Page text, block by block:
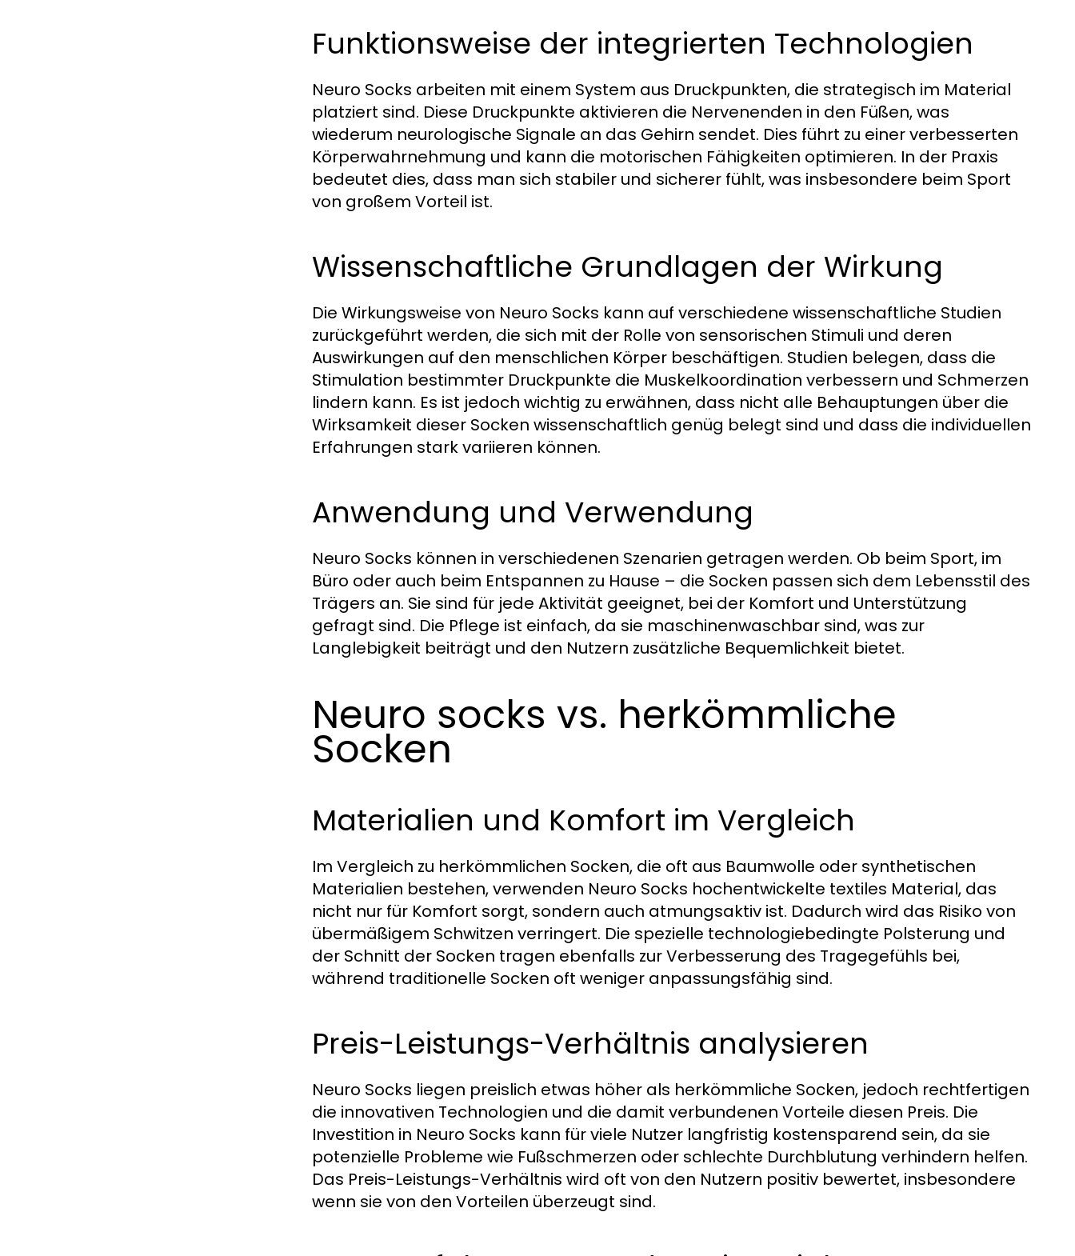
Funktionsweise der integrierten Technologien
Neuro Socks arbeiten mit einem System aus Druckpunkten, die strategisch im Material
platziert sind. Diese Druckpunkte aktivieren die Nervenenden in den Füßen, was
wiederum neurologische Signale an das Gehirn sendet. Dies führt zu einer verbesserten
Körperwahrnehmung und kann die motorischen Fähigkeiten optimieren. In der Praxis
bedeutet dies, dass man sich stabiler und sicherer fühlt, was insbesondere beim Sport
von großem Vorteil ist.
Wissenschaftliche Grundlagen der Wirkung
Die Wirkungsweise von Neuro Socks kann auf verschiedene wissenschaftliche Studien
zurückgeführt werden, die sich mit der Rolle von sensorischen Stimuli und deren
Auswirkungen auf den menschlichen Körper beschäftigen. Studien belegen, dass die
Stimulation bestimmter Druckpunkte die Muskelkoordination verbessern und Schmerzen
lindern kann. Es ist jedoch wichtig zu erwähnen, dass nicht alle Behauptungen über die
Wirksamkeit dieser Socken wissenschaftlich genüg belegt sind und dass die individuellen
Erfahrungen stark variieren können.
Anwendung und Verwendung
Neuro Socks können in verschiedenen Szenarien getragen werden. Ob beim Sport, im
Büro oder auch beim Entspannen zu Hause – die Socken passen sich dem Lebensstil des
Trägers an. Sie sind für jede Aktivität geeignet, bei der Komfort und Unterstützung
gefragt sind. Die Pflege ist einfach, da sie maschinenwaschbar sind, was zur
Langlebigkeit beiträgt und den Nutzern zusätzliche Bequemlichkeit bietet.
Neuro socks vs. herkömmliche
Socken
Materialien und Komfort im Vergleich
Im Vergleich zu herkömmlichen Socken, die oft aus Baumwolle oder synthetischen
Materialien bestehen, verwenden Neuro Socks hochentwickelte textiles Material, das
nicht nur für Komfort sorgt, sondern auch atmungsaktiv ist. Dadurch wird das Risiko von
übermäßigem Schwitzen verringert. Die spezielle technologiebedingte Polsterung und
der Schnitt der Socken tragen ebenfalls zur Verbesserung des Tragegefühls bei,
während traditionelle Socken oft weniger anpassungsfähig sind.
Preis-Leistungs-Verhältnis analysieren
Neuro Socks liegen preislich etwas höher als herkömmliche Socken, jedoch rechtfertigen
die innovativen Technologien und die damit verbundenen Vorteile diesen Preis. Die
Investition in Neuro Socks kann für viele Nutzer langfristig kostensparend sein, da sie
potenzielle Probleme wie Fußschmerzen oder schlechte Durchblutung verhindern helfen.
Das Preis-Leistungs-Verhältnis wird oft von den Nutzern positiv bewertet, insbesondere
wenn sie von den Vorteilen überzeugt sind.